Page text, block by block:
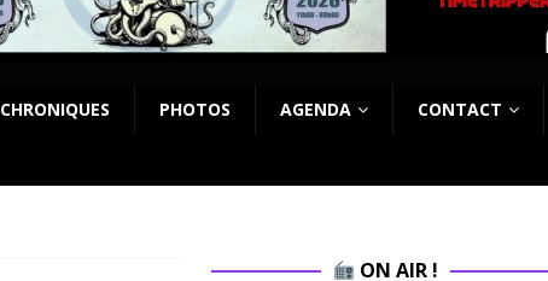
CHRONIQUES PHOTOS AGENDA CONTACT
ON AIR !